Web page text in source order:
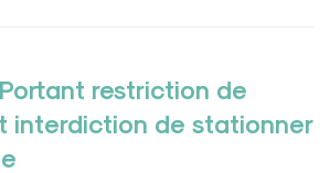
restriction de
interdiction de stationner